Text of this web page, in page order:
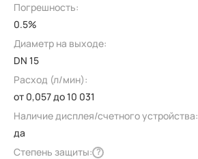
Погрешность:
0.5%
Диаметр на выходе:
DN 15
Расход (л/мин):
от 0,057 до 10 031
Наличие дисплея/счетного устройства:
да
Степень защиты: ?